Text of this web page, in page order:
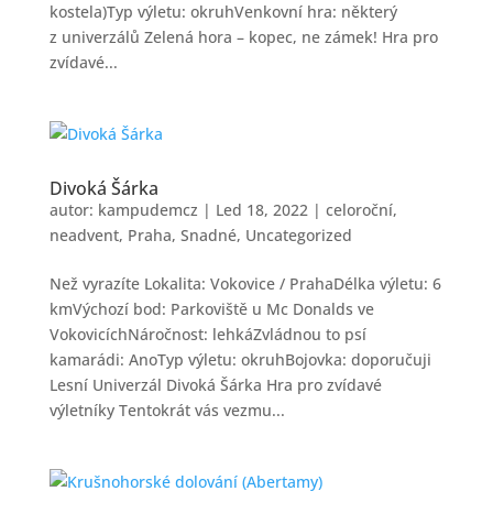
kostela)Typ výletu: okruhVenkovní hra: některý
z univerzálů Zelená hora – kopec, ne zámek! Hra pro
zvídavé...
Divoká Šárka
autor: kampudemcz | Led 18, 2022| celoroční,
neadvent, Praha, Snadné, Uncategorized
Než vyrazíte Lokalita: Vokovice / PrahaDélka výletu: 6
kmVýchozí bod: Parkoviště u Mc Donalds ve
VokovicíchNáročnost: lehkáZvládnou to psí
kamarádi: AnoTyp výletu: okruhBojovka: doporučuji
Lesní Univerzál Divoká Šárka Hra pro zvídavé
výletníky Tentokrát vás vezmu...